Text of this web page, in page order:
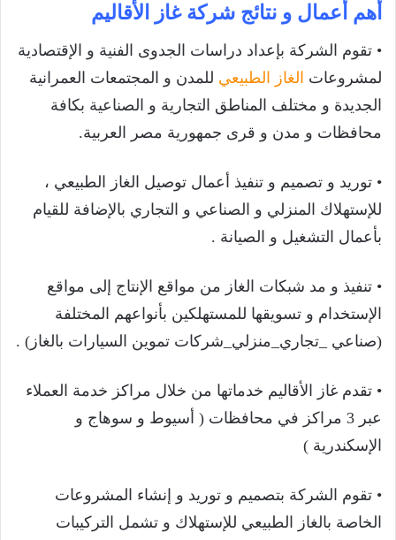
أهم أعمال و نتائج شركة غاز الأقاليم
• تقوم الشركة بإعداد دراسات الجدوى الفنية و الإقتصادية
لمشروعات الغاز الطبيعي للمدن و المجتمعات العمرانية
الجديدة و مختلف المناطق التجارية و الصناعية بكافة
محافظات و مدن و قرى جمهورية مصر العربية.
• توريد و تصميم و تنفيذ أعمال توصيل الغاز الطبيعي ،
للإستهلاك المنزلي و الصناعي و التجاري بالإضافة للقيام
بأعمال التشغيل و الصيانة .
• تنفيذ و مد شبكات الغاز من مواقع الإنتاج إلى مواقع
الإستخدام و تسويقها للمستهلكين بأنواعهم المختلفة
(صناعي _تجاري_منزلي_شركات تموين السيارات بالغاز) .
• تقدم غاز الأقاليم خدماتها من خلال مراكز خدمة العملاء
عبر 3 مراكز في محافظات ( أسيوط و سوهاج و
الإسكندرية )
• تقوم الشركة بتصميم و توريد و إنشاء المشروعات
الخاصة بالغاز الطبيعي للإستهلاك و تشمل التركيبات